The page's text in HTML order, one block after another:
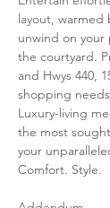
layout, warmed
unwind on your
the courtyard.
and Hwys 440,
shopping
Luxury-living
the most
your
Comfort. Style.